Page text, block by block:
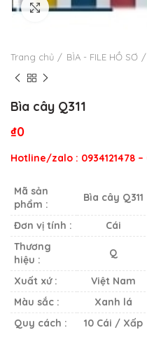
Click to enlarge
Trang chủ BÌA - FILE HỒ SƠ
Bìa cây Q311
₫0
Hotline/zalo : 0934121478 –
Mã sản
phẩm :
Bìa cây Q311
Đơn vị tính :
Cái
Thương
hiệu :
Q
Xuất xứ :
Việt Nam
Màu sắc :
Xanh lá
Quy cách :
10 Cái / Xấp